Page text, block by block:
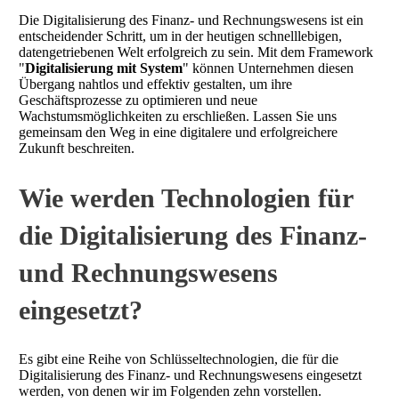
Die Digitalisierung des Finanz- und Rechnungswesens ist ein
entscheidender Schritt, um in der heutigen schnelllebigen,
datengetriebenen Welt erfolgreich zu sein. Mit dem Framework
"Digitalisierung mit System" können Unternehmen diesen
Übergang nahtlos und effektiv gestalten, um ihre
Geschäftsprozesse zu optimieren und neue
Wachstumsmöglichkeiten zu erschließen. Lassen Sie uns
gemeinsam den Weg in eine digitalere und erfolgreichere
Zukunft beschreiten.
Wie werden Technologien für
die Digitalisierung des Finanz-
und Rechnungswesens
eingesetzt?
Es gibt eine Reihe von Schlüsseltechnologien, die für die
Digitalisierung des Finanz- und Rechnungswesens eingesetzt
werden, von denen wir im Folgenden zehn vorstellen.